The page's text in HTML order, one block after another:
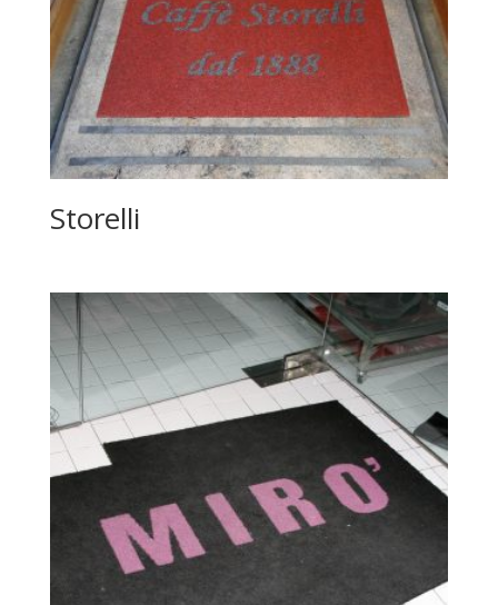
Storelli